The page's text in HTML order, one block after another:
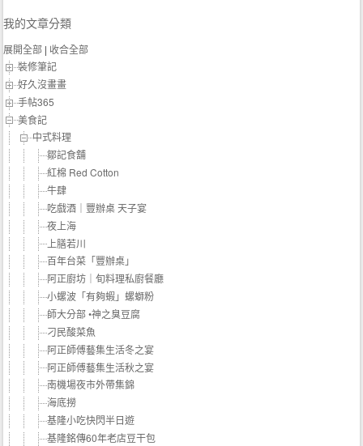
我的文章分類
展開全部 | 收合全部
裝修筆記
好久沒畫畫
手帖365
美食記
中式料理
鄒記食舖
紅棉 Red Cotton
牛肆
吃戲酒｜豐辦桌 天子宴
夜上海
上膳若川
百年台菜「豐辦桌」
阿正廚坊｜旬料理私廚餐廳
小螺波「有夠蝦」螺螄粉
師大分部 •神之臭豆腐
刁民酸菜魚
阿正師傅藝集生活冬之宴
阿正師傅藝集生活秋之宴
南機場夜市外帶集錦
海底撈
基隆小吃快閃半日遊
基隆銘傳60年老店豆干包